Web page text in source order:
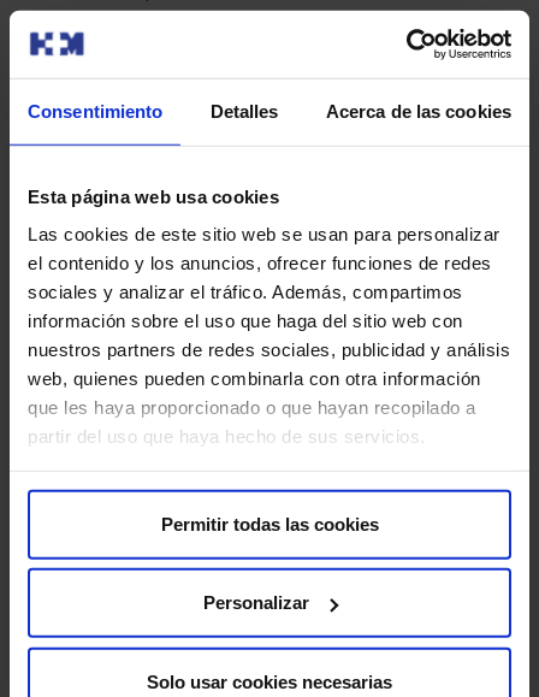
Consentimiento Detalles Acerca de las cookies
Esta página web usa cookies
Las cookies de este sitio web se usan para personalizar
el contenido y los anuncios, ofrecer funciones de redes
sociales y analizar el tráfico. Además, compartimos
información sobre el uso que haga del sitio web con
nuestros partners de redes sociales, publicidad y análisis
web, quienes pueden combinarla con otra información
que les haya proporcionado o que hayan recopilado a
partir del uso que haya hecho de sus servicios.
Permitir todas las cookies
Personalizar
Solo usar cookies necesarias
accesorios metálicos en el tórax que puedan
interferir con la imagen.
Se le pedirá que acuda en ayunas de 3-4 horas
medicación habitual.
Una vez en el hospital el personal sanitario le
hará un breve cuestionario médico
Se quitará la parte superior de la ropa y se
pondrá una bata sanitaria Se acostará en una
mesa que se desliza dentro del escáner de TC,
que es como un tubo de poca longitud. Le
colocarán electrodos en el pecho para
monitorizar su frecuencia cardiaca y un manguito
en el brazo de para medir su tensión arterial.
se le administrará un fármaco bajo la lengua
(nitroglicerina) que tiene actuación muy corta y
evaluarlas mejor. Normalmente este fármaco no
produce síntomas, aunque algunas personas